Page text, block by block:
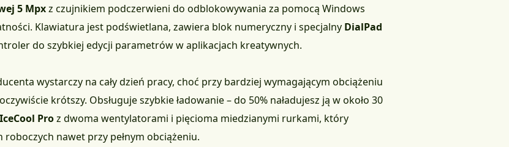
5 Mpxz czujnikiem podczerwieni do odblokowywania za pomocą Windows
Klawiatura jest podświetlana, zawiera blok numeryczny i specjalny DialPad
do szybkiej edycji parametrów w aplikacjach kreatywnych.
wystarczy na cały dzień pracy, choć przy bardziej wymagającym obciążeniu
krótszy. Obsługuje szybkie ładowanie – do 50% naładujesz ją w około 30
IceCool Proz dwoma wentylatorami i pięcioma miedzianymi rurkami, który
nawet przy pełnym obciążeniu.